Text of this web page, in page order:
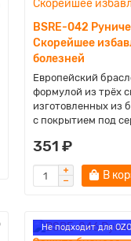
BSRE-042
Скорейшее
болезней
Европейский
формулой из трёх
изготовленных из
с покрытием под
351 ₽
В
Не подходит для